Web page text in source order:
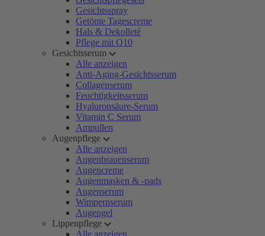
Gesichtsspray
Getönte Tagescreme
Hals & Dekolleté
Pflege mit Q10
Gesichtsserum
Alle anzeigen
Anti-Aging-Gesichtsserum
Collagenserum
Feuchtigkeitsserum
Hyaluronsäure-Serum
Vitamin C Serum
Ampullen
Augenpflege
Alle anzeigen
Augenbrauenserum
Augencreme
Augenmasken & -pads
Augenserum
Wimpernserum
Augengel
Lippenpflege
Alle anzeigen